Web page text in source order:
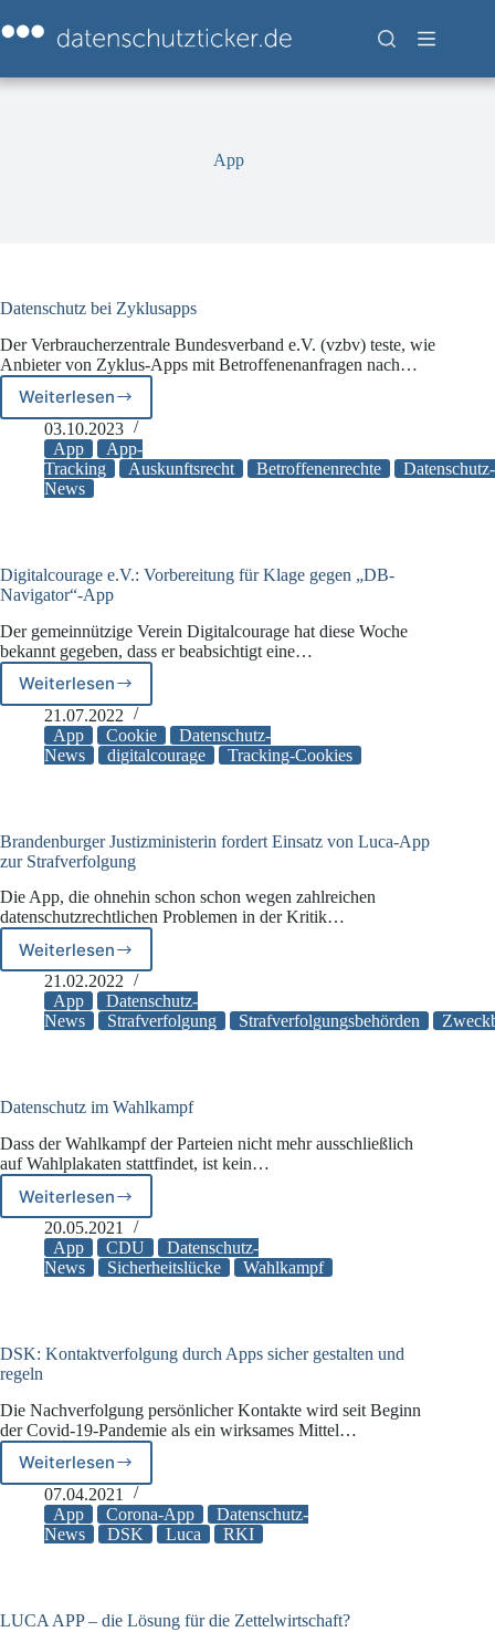
Inhalt
springen
App
Datenschutz bei Zyklusapps
Der Verbraucherzentrale Bundesverband e.V. (vzbv) teste, wie
Anbieter von Zyklus-Apps mit Betroffenenanfragen nach…
WeiterlesenDatenschutz
bei
Zyklusapps
03.10.2023
App
App-
Tracking
Auskunftsrecht Betroffenenrechte
Datenschutz-
News
Digitalcourage e.V.: Vorbereitung für Klage gegen „DB-
Navigator“-App
Der gemeinnützige Verein Digitalcourage hat diese Woche
bekannt gegeben, dass er beabsichtigt eine…
WeiterlesenDigitalcourage
e.V.:
Vorbereitung
für
Navigator“-
App
21.07.2022
App
Cookie
Datenschutz-
News
digitalcourage Tracking-Cookies
Brandenburger Justizministerin fordert Einsatz von Luca-App
zur Strafverfolgung
Die App, die ohnehin schon schon wegen zahlreichen
datenschutzrechtlichen Problemen in der Kritik…
WeiterlesenBrandenburger
Justizministerin
fordert
Einsatz
zur
21.02.2022
App
Datenschutz-
News
Strafverfolgung Strafverfolgungsbehörden
Datenschutz im Wahlkampf
Dass der Wahlkampf der Parteien nicht mehr ausschließlich
auf Wahlplakaten stattfindet, ist kein…
WeiterlesenDatenschutz
im
Wahlkampf
20.05.2021
App
CDU
Datenschutz-
News
Sicherheitslücke Wahlkampf
DSK: Kontaktverfolgung durch Apps sicher gestalten und
regeln
Die Nachverfolgung persönlicher Kontakte wird seit Beginn
der Covid-19-Pandemie als ein wirksames Mittel…
Weiterlesen
DSK:
Kontaktverfolgung
durch
Apps
regeln
07.04.2021
App
Corona-App
Datenschutz-
News
DSK Luca RKI
LUCA APP – die Lösung für die Zettelwirtschaft?